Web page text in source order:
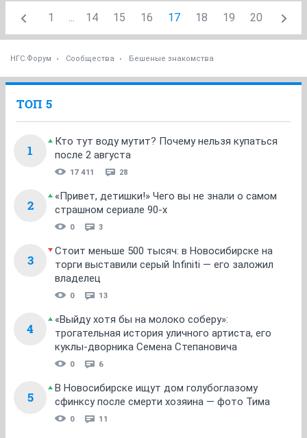
1 ... 14 15 16 17 18 19 20
НГС.Форум Сообщества Бешеные знакомства
ТОП 5
1
Кто тут воду мутит? Почему нельзя купаться
после 2 августа
17 411 28
2
«Привет, детишки!» Чего вы не знали о самом
страшном сериале 90-х
0 3
3
Стоит меньше 500 тысяч: в Новосибирске на
торги выставили серый Infiniti — его заложил
владелец
0 13
4
«Выйду хотя бы на молоко соберу»:
трогательная история уличного артиста, его
куклы-дворника Семена Степановича
0 6
5
В Новосибирске ищут дом голубоглазому
сфинксу после смерти хозяина — фото Тима
0 11